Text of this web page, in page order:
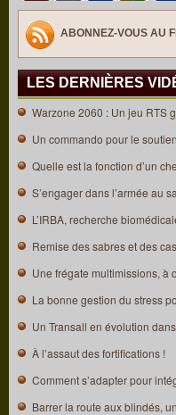
ABONNEZ-VOUS AU
LES DERNIÈRES
Warzone 2060 : Un jeu RTS
Un commando pour le
Quelle est la fonction d’un
S’engager dans l’armée au
L’IRBA, recherche
Remise des sabres et des
Une frégate multimissions, à
La bonne gestion du stress
Un Transall en évolution
À l’assaut des fortifications !
Comment s’adapter pour
Barrer la route aux blindés,